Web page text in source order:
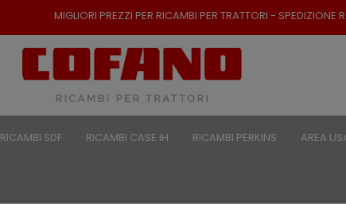
MIGLIORI PREZZI PER RICAMBI PER TRATTORI - SPEDIZIONE RAPIDA -
RICAMBI SDF RICAMBI CASE IH RICAMBI PERKINS AREA